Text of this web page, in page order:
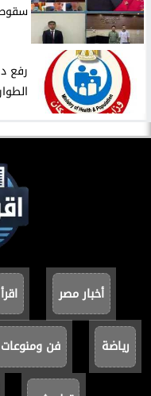
سقوط
​رفع
أخبار مصر
رياضة فن ومنوعات